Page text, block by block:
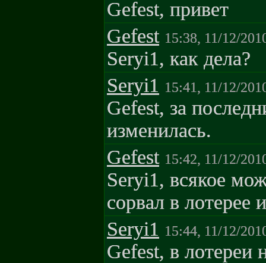
Gefest, привет
Gefest 15:38, 11/12/
Seryi1, как дела?
Seryi1 15:41, 11/12/
Gefest, за
изменилась.
Gefest 15:42, 11/12/
Seryi1, всякое
сорвал в лотерее
Seryi1 15:44, 11/12/
Gefest, в лотереи